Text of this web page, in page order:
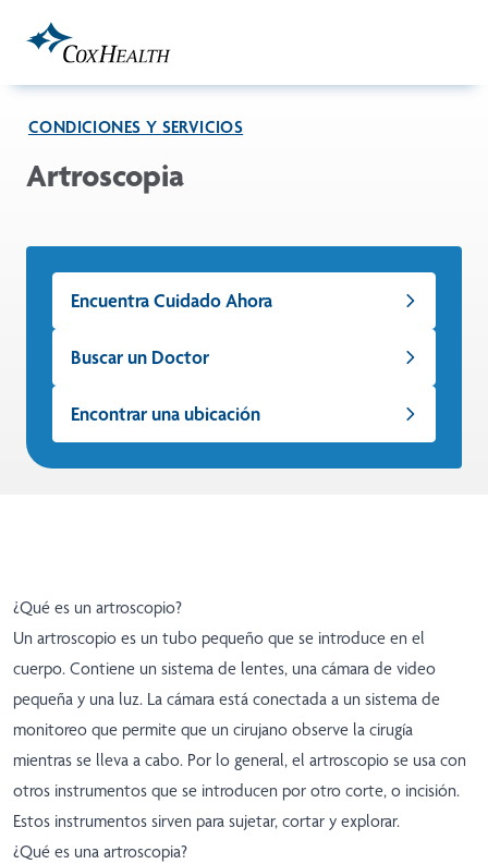
CONDICIONES Y SERVICIOS
Artroscopia
Encuentra Cuidado Ahora
Buscar un Doctor
Encontrar una ubicación
¿Qué es un artroscopio?
Un artroscopio es un tubo pequeño que se introduce en el
cuerpo. Contiene un sistema de lentes, una cámara de video
pequeña y una luz. La cámara está conectada a un sistema de
monitoreo que permite que un cirujano observe la cirugía
mientras se lleva a cabo. Por lo general, el artroscopio se usa con
otros instrumentos que se introducen por otro corte, o incisión.
Estos instrumentos sirven para sujetar, cortar y explorar.
¿Qué es una artroscopia?